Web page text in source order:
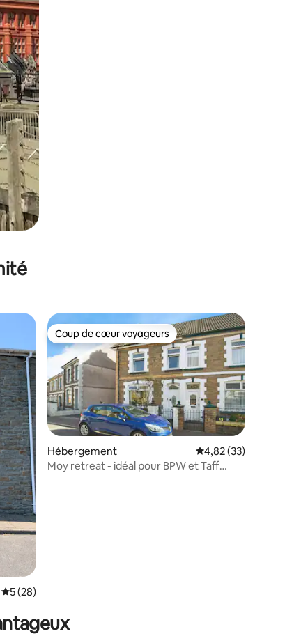
: 4,95 sur 5
appréciés
Évaluation moyenne sur la base de 28 commentaires : 5 sur 5
5 (28)
Coup de cœur voyageurs
Coup de cœur voyageurs
Hébergement Évaluation moyenne
4,82 (33)
Moy retreat - idéal pour BPW et Taff